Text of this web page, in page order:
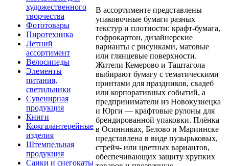
художественного
творчества
Фототовары
Пиротехника
Летний
ассортимент
Велосипеды
Элементы
питания,
светильники
Сувенирная
продукция
Книги
Кожгалантерейные
изделия
Штемпельная
продукция
Санки и снегокаты
В ассортименте представлены
упаковочные бумаги разных
текстур и плотности: крафт-бумага,
гофрокартон, дизайнерские
варианты с рисунками, матовые
или глянцевые поверхности.
Жители Кемерово и Таштагола
выбирают бумагу с тематическими
принтами для праздников, свадеб
или корпоративных событий, а
предприниматели из Новокузнецка
и Юрги — крафтовые рулоны для
брендированной упаковки. Плёнка
в Осинниках, Белово и Мариинске
представлена в виде пузырьковых,
стрейч- или цветных вариантов,
обеспечивающих защиту хрупких